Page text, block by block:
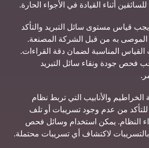
للسائقين أثناء القيادة في الأجواء الحارة.
يجب قياس مستوى سائل التبريد والتأكد
به من قبل الشركة المصنعة.
المناسبة لضمان دقة القراءات.
فحص جودة ونقاء سائل التبريد
والأنابيب التي تربط نظام
للتأكد من عدم وجود تسريبات أو تلف
النظام. يمكن استخدام وسائل فحص
لاكتشاف أي تسريبات محتملة.